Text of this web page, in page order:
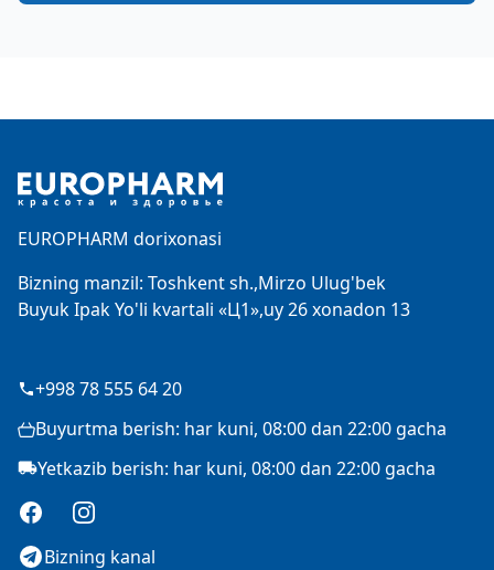
EUROPHARM dorixonasi
Bizning manzil: Toshkent sh.,Mirzo Ulug'bek
Buyuk Ipak Yo'li kvartali «Ц1»,uy 26 xonadon 13
+998 78 555 64 20
Buyurtma berish: har kuni, 08:00 dan 22:00 gacha
Yetkazib berish: har kuni, 08:00 dan 22:00 gacha
FacebookInstagram
Bizning kanal